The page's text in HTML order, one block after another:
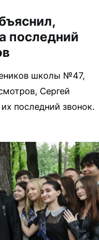
последний
школы №47,
Сергей
последний звонок.